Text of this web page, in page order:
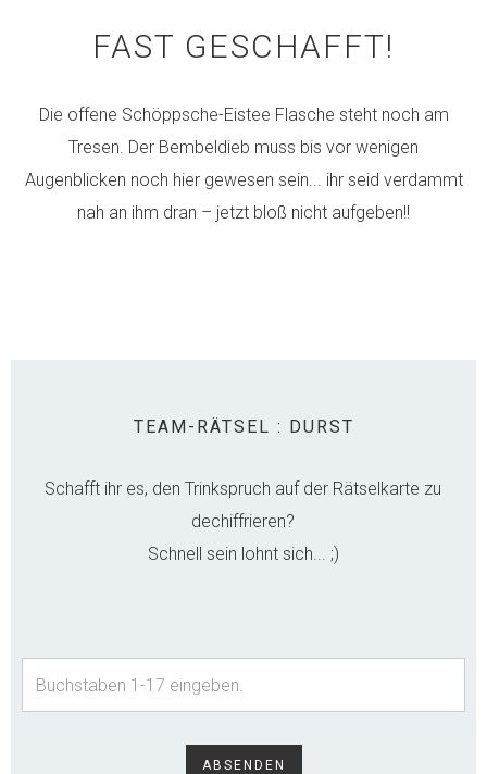
FAST GESCHAFFT!
Die offene Schöppsche-Eistee Flasche steht noch am
Tresen. Der Bembeldieb muss bis vor wenigen
Augenblicken noch hier gewesen sein... ihr seid verdammt
nah an ihm dran – jetzt bloß nicht aufgeben!!
TEAM-RÄTSEL : DURST
Schafft ihr es, den Trinkspruch auf der Rätselkarte zu
dechiffrieren?
Schnell sein lohnt sich... ;)